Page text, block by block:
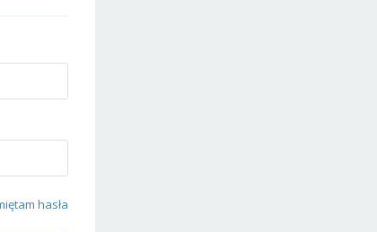
hasła